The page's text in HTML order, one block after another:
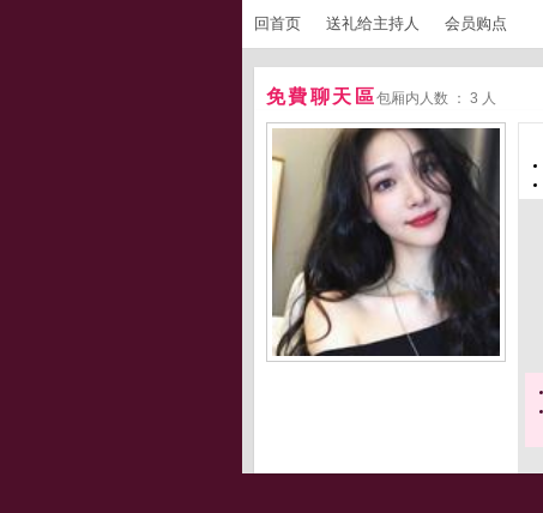
回首页 送礼给主持人 会员购点
免費聊天區包厢内人数 ： 3 人